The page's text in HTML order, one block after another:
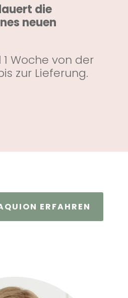
die
neuen
1 Woche von der
zur Lieferung.
ERFAHREN